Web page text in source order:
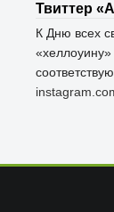
К Дню всех